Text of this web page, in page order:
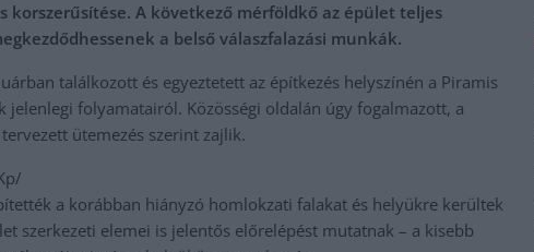
korszerűsítése. A következő mérföldkő az épület teljes
a belső válaszfalazási munkák.
találkozott és egyeztetett az építkezés helyszínén a Piramis
jelenlegi folyamatairól. Közösségi oldalán úgy fogalmazott, a
ütemezés szerint zajlik.
a korábban hiányzó homlokzati falakat és helyükre kerültek
szerkezeti elemei is jelentős előrelépést mutatnak – a kisebb